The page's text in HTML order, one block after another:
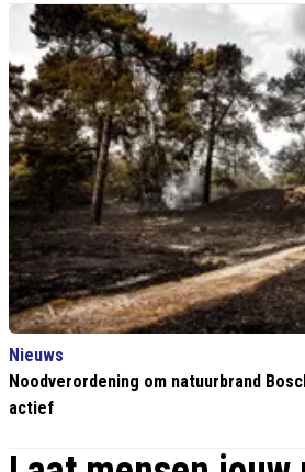
Nieuws
Noodverordening om natuurbrand
actief